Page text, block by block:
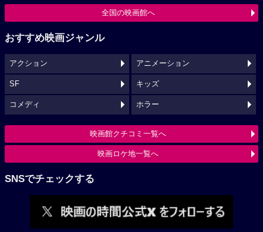
全国の映画館へ
おすすめ映画ジャンル
アクション アニメーション
SF キッズ
コメディ ホラー
映画館クチコミ一覧へ
映画ロケ地一覧へ
SNSでチェックする